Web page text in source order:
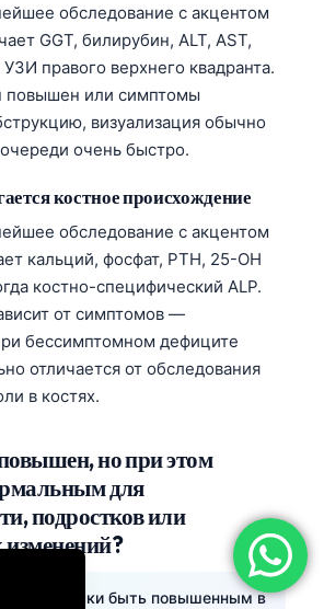
обследование с акцентом
GGT, билирубин, ALT, AST,
правого верхнего квадранта.
повышен или симптомы
визуализация обычно
очень быстро.
костное происхождение
обследование с акцентом
кальций, фосфат, PTH, 25-OH
костно-специфический ALP.
от симптомов —
бессимптомном дефиците
отличается от обследования
в костях.
но при этом
для
подростков или
изменений?
быть повышенным в